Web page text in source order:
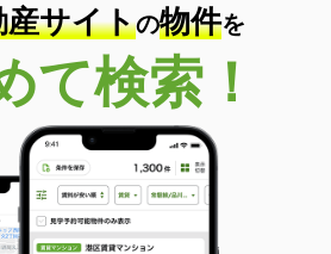
産サイトの物件を
て検索！